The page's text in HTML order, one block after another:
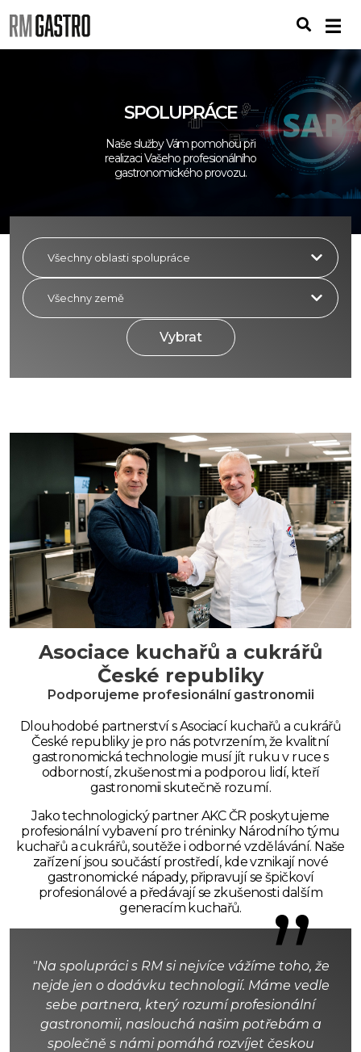
SPOLUPRÁCE
Naše služby Vám pomohou při
realizaci Vašeho profesionálního
gastronomického provozu.
Vybrat
Asociace kuchařů a cukrářů
České republiky
Podporujeme profesionální gastronomii
Dlouhodobé partnerství s Asociací kuchařů a cukrářů
České republiky je pro nás potvrzením, že kvalitní
gastronomická technologie musí jít ruku v ruce s
odborností, zkušenostmi a podporou lidí, kteří
gastronomii skutečně rozumí.
Jako technologický partner AKC ČR poskytujeme
profesionální vybavení pro tréninky Národního týmu
kuchařů a cukrářů, soutěže i odborné vzdělávání. Naše
zařízení jsou součástí prostředí, kde vznikají nové
gastronomické nápady, připravují se špičkoví
profesionálové a předávají se zkušenosti dalším
generacím kuchařů.
”
"Na spolupráci s RM si nejvíce vážíme toho, že
nejde jen o dodávku technologií. Máme vedle
sebe partnera, který rozumí profesionální
gastronomii, naslouchá našim potřebám a
společně s námi pomáhá rozvíjet českou